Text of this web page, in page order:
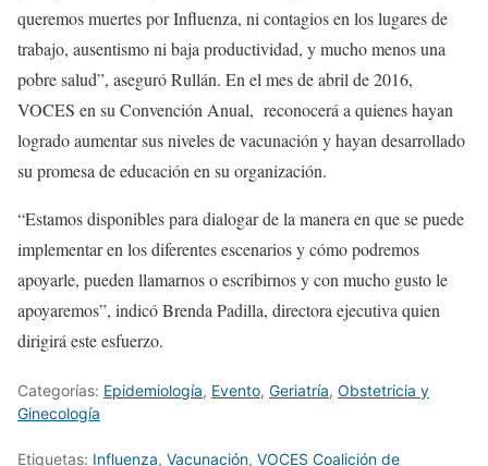
queremos muertes por Influenza, ni contagios en los lugares de
trabajo, ausentismo ni baja productividad, y mucho menos una
pobre salud”, aseguró Rullán. En el mes de abril de 2016,
VOCES en su Convención Anual, reconocerá a quienes hayan
logrado aumentar sus niveles de vacunación y hayan desarrollado
su promesa de educación en su organización.
“Estamos disponibles para dialogar de la manera en que se puede
implementar en los diferentes escenarios y cómo podremos
apoyarle, pueden llamarnos o escribirnos y con mucho gusto le
apoyaremos”, indicó Brenda Padilla, directora ejecutiva quien
dirigirá este esfuerzo.
Categorías: Epidemiología, Evento, Geriatría, Obstetricia y
Ginecología
Etiquetas: Influenza, Vacunación, VOCES Coalición de